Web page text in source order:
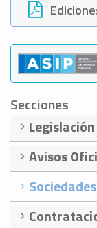
Secciones
Legislación
Avisos